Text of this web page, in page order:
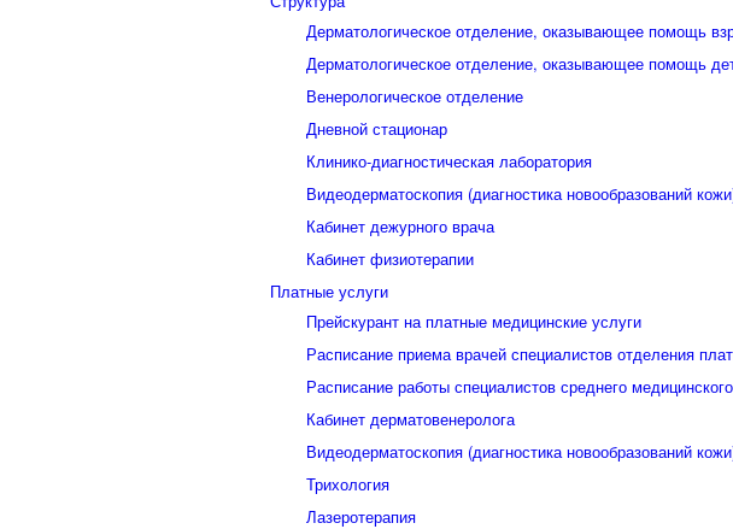
Дерматологическое отделение, оказывающее помощь
Дерматологическое отделение, оказывающее помощь
Венерологическое отделение
Дневной стационар
Клинико-диагностическая лаборатория
Видеодерматоскопия (диагностика новообразований
Кабинет дежурного врача
Кабинет физиотерапии
Платные услуги
Прейскурант на платные медицинские услуги
Расписание приема врачей специалистов отделения
Расписание работы специалистов среднего
Кабинет дерматовенеролога
Видеодерматоскопия (диагностика новообразований
Трихология
Лазеротерапия